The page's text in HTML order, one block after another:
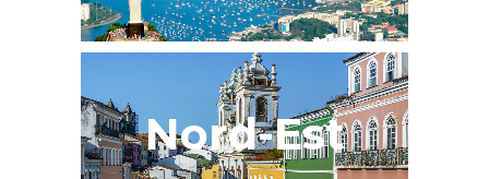
Nord-Est